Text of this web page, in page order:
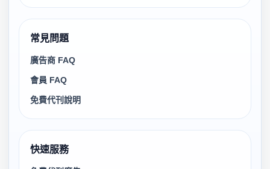
常見問題
廣告商 FAQ
會員 FAQ
免費代刊說明
快速服務